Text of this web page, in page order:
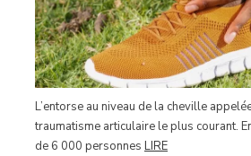
L’entorse au niveau de la cheville
traumatisme articulaire le plus courant.
de 6 000 personnes LIRE